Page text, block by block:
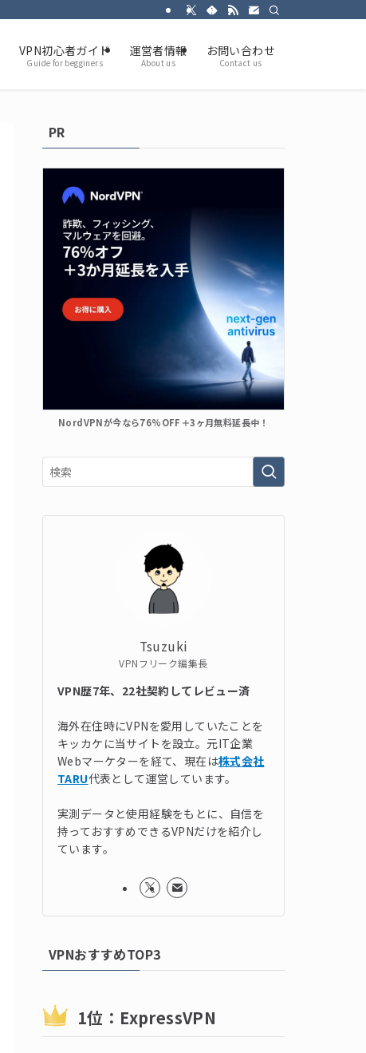
VPN初心者ガイド
Guide for begginers
運営者情報
About us
お問い合わせ
Contact us
PR
NordVPNが今なら76%OFF＋3ヶ月無料延長中！
Tsuzuki
VPNフリーク編集長
VPN歴7年、22社契約してレビュー済
海外在住時にVPNを愛用していたことを
キッカケに当サイトを設立。元IT企業
Webマーケターを経て、現在は株式会社
TARU代表として運営しています。
実測データと使用経験をもとに、自信を
持っておすすめできるVPNだけを紹介し
ています。
VPNおすすめTOP3
1位：ExpressVPN